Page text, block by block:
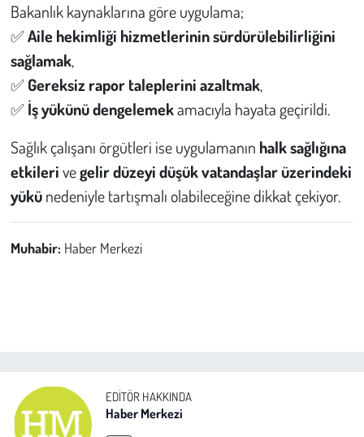
Bakanlık kaynaklarına göre uygulama;
✅Aile hekimliği hizmetlerinin sürdürülebilirliğini
sağlamak,
✅Gereksiz rapor taleplerini azaltmak,
✅İş yükünü dengelemekamacıyla hayata geçirildi.
Sağlık çalışanı örgütleri ise uygulamanın halk sağlığına
etkilerivegelir düzeyi düşük vatandaşlar üzerindeki
yükünedeniyle tartışmalı olabileceğine dikkat çekiyor.
Muhabir: Haber Merkezi
EDITÖR HAKKINDA
Haber Merkezi